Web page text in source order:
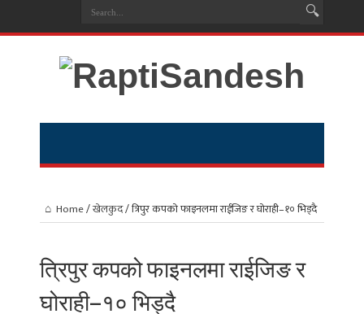
Home/खेलकुद/त्रिपुर कपको फाइनलमा राईजिङ र घोराही–१० भिड्दै
त्रिपुर कपको फाइनलमा राईजिङ र
घोराही–१० भिड्दै